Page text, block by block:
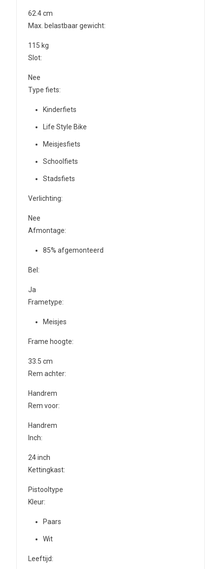
62.4cm
Max. belastbaar gewicht:
115 kg
Slot:
Nee
Type fiets:
Kinderfiets
Life Style Bike
Meisjesfiets
Schoolfiets
Stadsfiets
Verlichting:
Nee
Afmontage:
85% afgemonteerd
Bel:
Ja
Frametype:
Meisjes
Frame hoogte:
33.5 cm
Rem achter:
Handrem
Rem voor:
Handrem
Inch:
24inch
Kettingkast:
Pistooltype
Kleur:
Paars
Wit
Leeftijd: